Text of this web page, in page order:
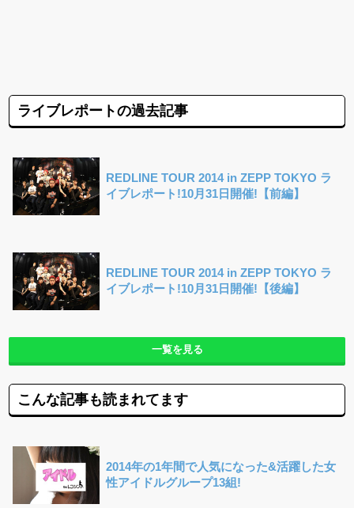
ライブレポートの過去記事
REDLINE TOUR 2014 in ZEPP TOKYO ラ
イブレポート!10月31日開催!【前編】
REDLINE TOUR 2014 in ZEPP TOKYO ラ
イブレポート!10月31日開催!【後編】
一覧を見る
こんな記事も読まれてます
2014年の1年間で人気になった&活躍した女
性アイドルグループ13組!